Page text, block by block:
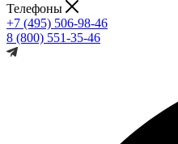
Телефоны
+7 (495) 506-98-46
8 (800) 551-35-46